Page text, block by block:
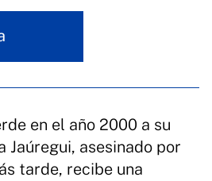
en el año 2000 a su
Jaúregui, asesinado por
tarde, recibe una